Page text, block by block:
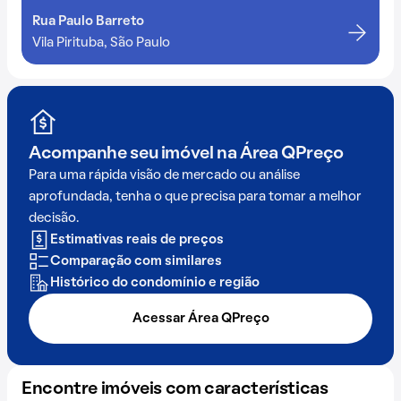
Rua Paulo Barreto
Vila Pirituba, São Paulo
Acompanhe seu imóvel na Área QPreço
Para uma rápida visão de mercado ou análise
aprofundada, tenha o que precisa para tomar a melhor
decisão.
Estimativas reais de preços
Comparação com similares
Histórico do condomínio e região
Acessar Área QPreço
Encontre imóveis com características